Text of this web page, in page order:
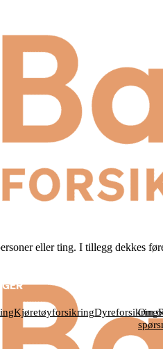
eller ting. I tillegg dekkes
KjøretøyforsikringDyreforsikring
Om